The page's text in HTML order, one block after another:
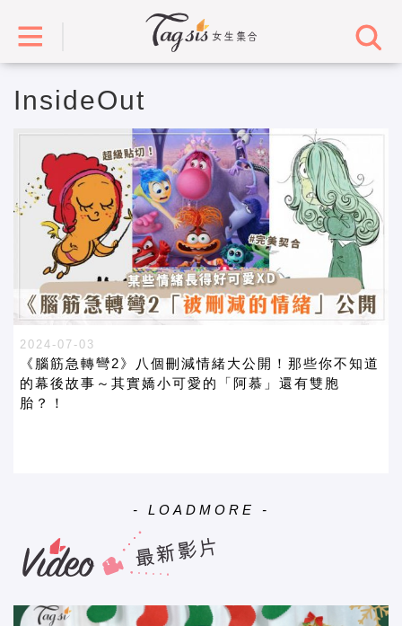
InsideOut
2024-07-03
《腦筋急轉彎2》八個刪減情緒大公開！那些你不知道
的幕後故事～其實嬌小可愛的「阿慕」還有雙胞
胎？！
- LOADMORE -